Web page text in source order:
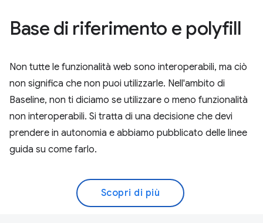
Base di riferimento e polyfill
Non tutte le funzionalità web sono interoperabili, ma ciò
non significa che non puoi utilizzarle. Nell'ambito di
Baseline, non ti diciamo se utilizzare o meno funzionalità
non interoperabili. Si tratta di una decisione che devi
prendere in autonomia e abbiamo pubblicato delle linee
guida su come farlo.
Scopri di più